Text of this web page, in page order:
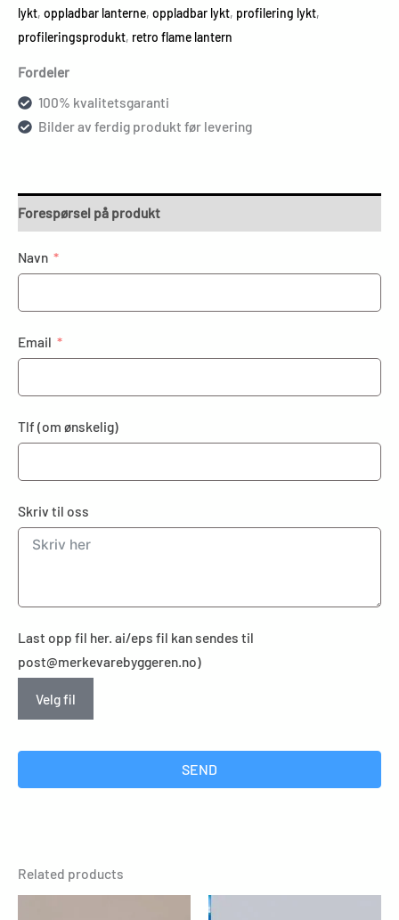
lykt, oppladbar lanterne, oppladbar lykt, profilering lykt,
profileringsprodukt, retro flame lantern
Fordeler
100% kvalitetsgaranti
Bilder av ferdig produkt før levering
Forespørsel på produkt
Navn
Email
Tlf (om ønskelig)
Skriv til oss
Last opp fil her. ai/eps fil kan sendes til
post@merkevarebyggeren.no)
Velg fil
SEND
Related products